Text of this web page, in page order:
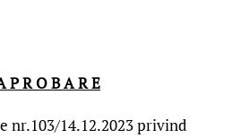
R O B A R E
nr.103/14.12.2023 privind